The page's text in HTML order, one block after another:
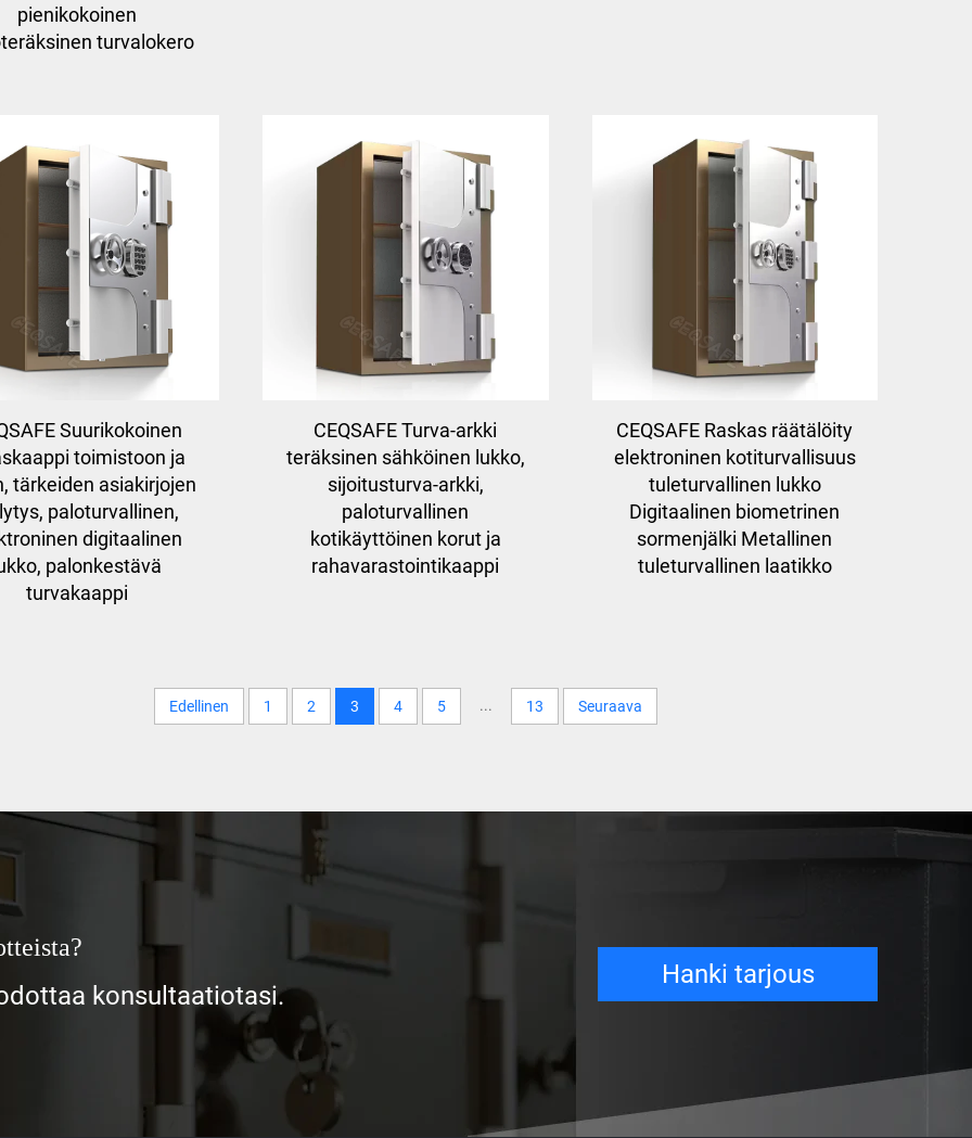
pienikokoinen
turvalokero
Suurikokoinen
toimistoon ja
tärkeiden asiakirjojen
paloturvallinen,
digitaalinen
palonkestävä
turvakaappi
CEQSAFE Turva-arkki
teräksinen sähköinen lukko,
sijoitusturva-arkki,
paloturvallinen
kotikäyttöinen korut ja
rahavarastointikaappi
CEQSAFE Raskas räätälöity
elektroninen kotiturvallisuus
tuleturvallinen lukko
Digitaalinen biometrinen
sormenjälki Metallinen
tuleturvallinen laatikko
Edellinen 1 2 3 4 5 ... 13 Seuraava
konsultaatiotasi.
Hanki tarjous